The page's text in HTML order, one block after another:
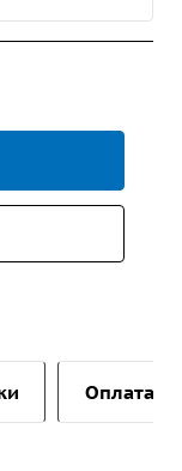
Оплата и